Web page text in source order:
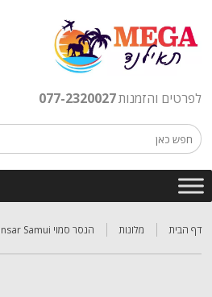
לפרטים והזמנות077-2320027
דף הבית מלונות הנסר סמוי Hansar Samui